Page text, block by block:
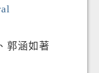
郭涵如著